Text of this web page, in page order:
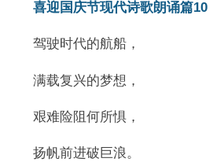
喜迎国庆节现代诗歌朗诵篇10
驾驶时代的航船，
满载复兴的梦想，
艰难险阻何所惧，
扬帆前进破巨浪。